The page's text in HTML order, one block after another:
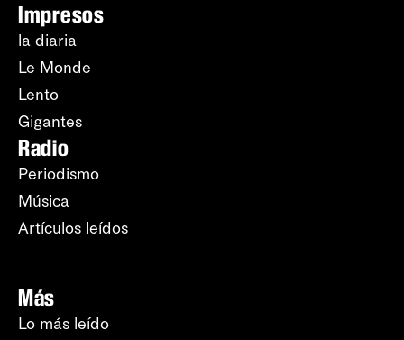
Impresos
la diaria
Le Monde
Lento
Gigantes
Radio
Periodismo
Música
Artículos leídos
Más
Lo más leído